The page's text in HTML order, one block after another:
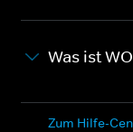
Was ist
Zum Hilfe-